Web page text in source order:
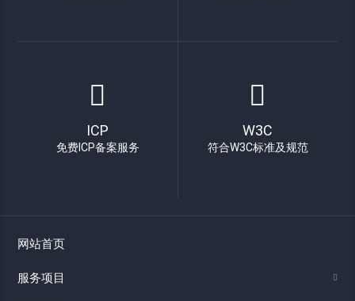
ICP
免费ICP备案服务
W3C
符合W3C标准及规范
网站首页
服务项目